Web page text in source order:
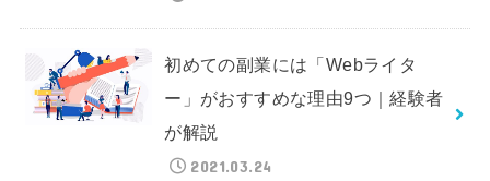
初めての副業には「Webライタ
ー」がおすすめな理由9つ｜経験者
が解説
2021.03.24